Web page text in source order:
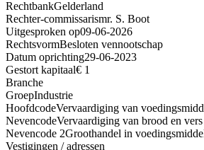
RechtbankGelderland
Rechter-commissarismr. S. Boot
Uitgesproken op09-06-2026
RechtsvormBesloten vennootschap
Datum oprichting29-06-2023
Gestort kapitaal€ 1
Branche
GroepIndustrie
HoofdcodeVervaardiging van
NevencodeVervaardiging van brood en
Nevencode 2Groothandel in
Vestigingen / adressen